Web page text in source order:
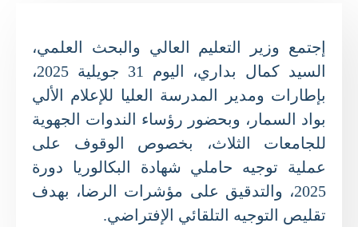
إجتمع وزير التعليم العالي والبحث العلمي،
السيد كمال بداري، اليوم 31 جويلية 2025،
بإطارات ومدير المدرسة العليا للإعلام الألي
بواد السمار، وبحضور رؤساء الندوات الجهوية
للجامعات الثلاث، بخصوص الوقوف على
عملية توجيه حاملي شهادة البكالوريا دورة
2025، والتدقيق على مؤشرات الرضا، بهدف
تقليص التوجيه التلقائي الإفتراضي.